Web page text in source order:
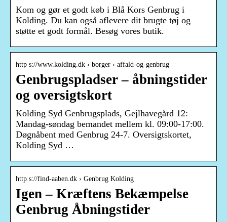
Kom og gør et godt køb i Blå Kors Genbrug i
Kolding. Du kan også aflevere dit brugte tøj og
støtte et godt formål. Besøg vores butik.
http s://www.kolding.dk › borger › affald-og-genbrug
Genbrugspladser – åbningstider
og oversigtskort
Kolding Syd Genbrugsplads, Gejlhavegård 12:
Mandag-søndag bemandet mellem kl. 09:00-17:00.
Døgnåbent med Genbrug 24-7. Oversigtskortet,
Kolding Syd …
http s://find-aaben.dk › Genbrug Kolding
Igen – Kræftens Bekæmpelse
Genbrug Åbningstider